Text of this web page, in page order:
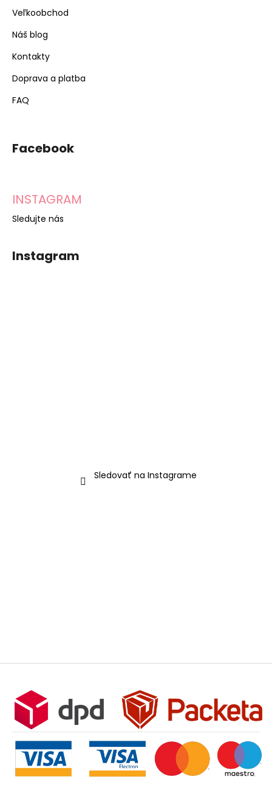
Veľkoobchod
Náš blog
Kontakty
Doprava a platba
FAQ
Facebook
INSTAGRAM
Sledujte nás
Instagram
Sledovať na Instagrame